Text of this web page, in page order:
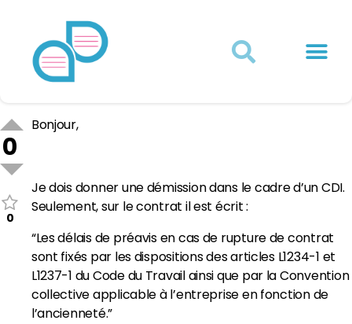
0
0
Bonjour,
Je dois donner une démission dans le cadre d’un CDI.
Seulement, sur le contrat il est écrit :
“Les délais de préavis en cas de rupture de contrat
sont fixés par les dispositions des articles L1234-1 et
L1237-1 du Code du Travail ainsi que par la Convention
collective applicable à l’entreprise en fonction de
l’ancienneté.”